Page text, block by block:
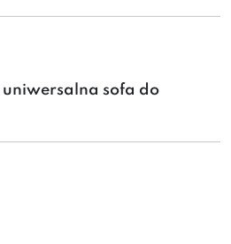
uniwersalna sofa do